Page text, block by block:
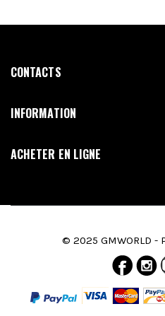
CONTACTS
INFORMATION
ACHETER EN LIGNE
© 2025 GMWORLD -